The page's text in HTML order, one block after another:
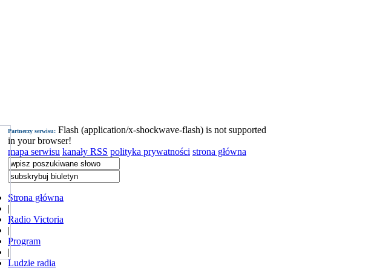
Partnerzy serwisu: Flash (application/x-shockwave-flash) is not supported
in your browser!
mapa serwisu kanały RSS polityka prywatności strona główna
Strona główna
|
Radio Victoria
|
Program
|
Ludzie radia